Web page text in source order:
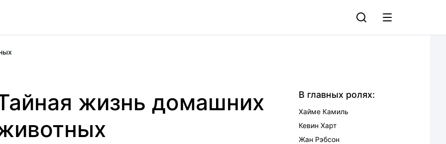
жизнь домашних
В главных ролях:
Хайме Камиль
Кевин Харт
Жан Рэбсон